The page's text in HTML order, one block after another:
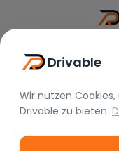
Drivable
Wir nutzen
Drivable zu bieten.